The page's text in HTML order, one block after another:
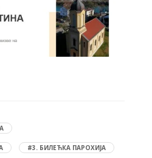
#3. БИЛЕЋКА ПАРОХИЈА